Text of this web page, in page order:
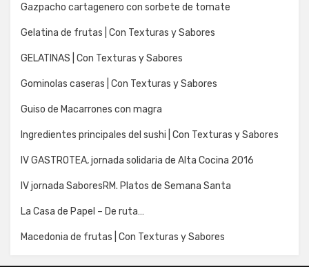
Gazpacho cartagenero con sorbete de tomate
Gelatina de frutas | Con Texturas y Sabores
GELATINAS | Con Texturas y Sabores
Gominolas caseras | Con Texturas y Sabores
Guiso de Macarrones con magra
Ingredientes principales del sushi | Con Texturas y Sabores
IV GASTROTEA, jornada solidaria de Alta Cocina 2016
IV jornada SaboresRM. Platos de Semana Santa
La Casa de Papel – De ruta…
Macedonia de frutas | Con Texturas y Sabores